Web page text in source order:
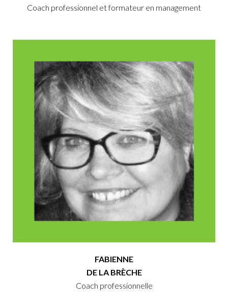
Coach professionnel et formateur en management
FABIENNE
DE LA BRÈCHE
Coach professionnelle